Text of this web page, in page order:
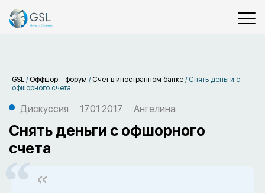
GSL / Оффшор – форум / Счет в иностранном банке / Снять деньги с
офшорного счета
Дискуссия 17.01.2017 Ангелина
Снять деньги с офшорного
счета